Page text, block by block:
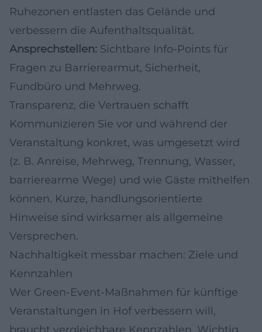
Ruhezonen entlasten das Gelände und
verbessern die Aufenthaltsqualität.
Ansprechstellen: Sichtbare Info-Points für
Fragen zu Barrierearmut, Sicherheit,
Fundbüro und Mehrweg.
Transparenz, die Vertrauen schafft
Kommunizieren Sie vor und während der
Veranstaltung konkret, was umgesetzt wird
(z. B. Anreise, Mehrweg, Trennung, Wasser,
barrierearme Wege) und wie Gäste mithelfen
können. Kurze, handlungsorientierte
Hinweise sind wirksamer als allgemeine
Versprechen.
Nachhaltigkeit messbar machen: Ziele und
Kennzahlen
Wer Green-Event-Maßnahmen für künftige
Veranstaltungen in Hof verbessern will,